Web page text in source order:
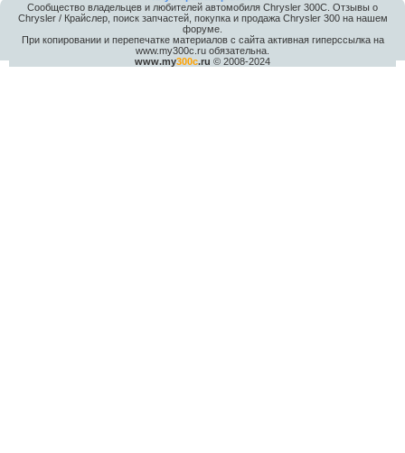
Сообщество владельцев и любителей автомобиля Chrysler 300С. Отзывы о
Chrysler / Крайслер, поиск запчастей, покупка и продажа Chrysler 300 на нашем
форуме.
При копировании и перепечатке материалов с сайта активная гиперссылка на
www.my300c.ru обязательна.
www.my300c.ru © 2008-2024